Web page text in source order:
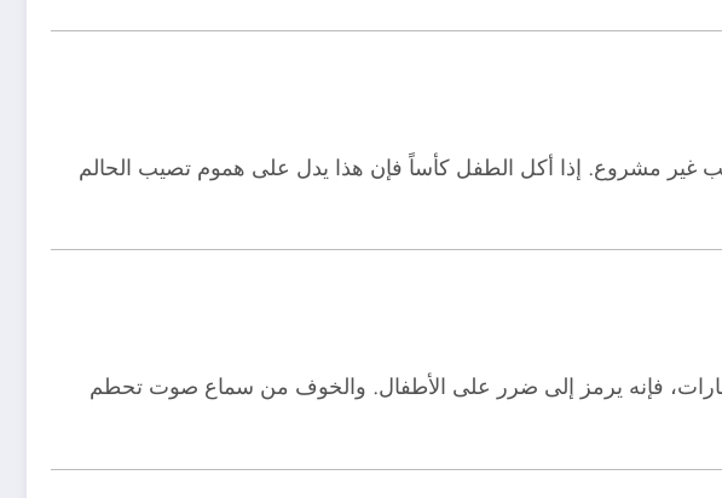
غير مشروع. إذا أكل الطفل كأساً فإن هذا يدل على هموم تصيب الحالم
فإنه يرمز إلى ضرر على الأطفال. والخوف من سماع صوت تحطم